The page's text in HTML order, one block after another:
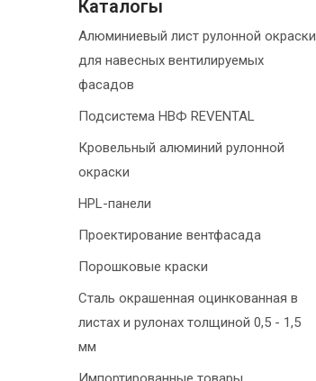
Каталогы
Алюминиевый лист рулонной окраски
для навесных вентилируемых
фасадов
Подсистема НВФ REVENTAL
Кровельный алюминий рулонной
окраски
HPL-панели
Проектирование вентфасада
Порошковые краски
Сталь окрашенная оцинкованная в
листах и рулонах толщиной 0,5 - 1,5
мм